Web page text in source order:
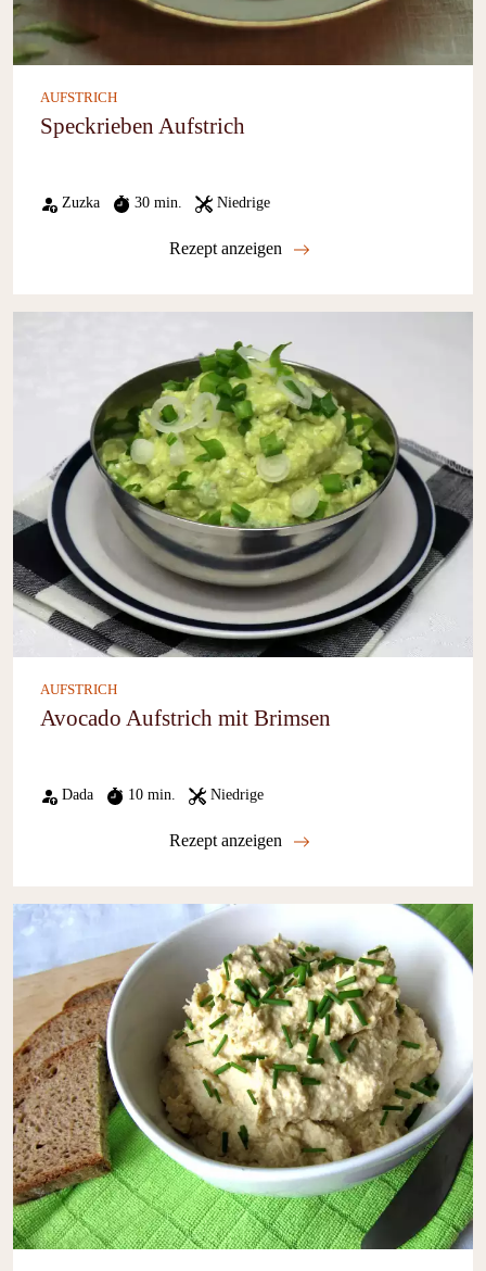
AUFSTRICH
Speckrieben Aufstrich
Zuzka 30 min. Niedrige
Rezept anzeigen
AUFSTRICH
Avocado Aufstrich mit Brimsen
Dada 10 min. Niedrige
Rezept anzeigen